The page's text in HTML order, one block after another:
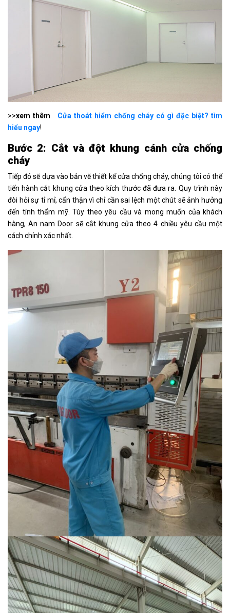
>>xem thêm
Cửa thoát hiểm chống cháy có gì đặc biệt? tìm
hiểu ngay!
Bước 2: Cắt và đột khung cánh cửa chống
cháy
Tiếp đó sẽ dựa vào bản vẽ thiết kế cửa chống cháy, chúng tôi có thể
tiến hành cắt khung cửa theo kích thước đã đưa ra. Quy trình này
đòi hỏi sự tỉ mỉ, cẩn thận vì chỉ cần sai lệch một chút sẽ ảnh hưởng
đến tính thẩm mỹ. Tùy theo yêu cầu và mong muốn của khách
hàng, An nam Door sẽ cắt khung cửa theo 4 chiều yêu cầu một
cách chính xác nhất.